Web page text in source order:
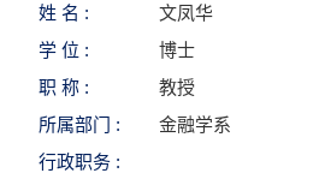
姓 名 :
文凤华
学 位 :
博士
职 称 :
教授
所属部门 :
金融学系
行政职务 :